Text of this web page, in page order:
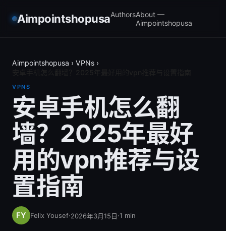
AimpointshopusaAuthorsAbout —
Aimpointshopusa
Aimpointshopusa › VPNs ›
VPNS
安卓手机怎么翻
墙？2025年最好
用的vpn推荐与设
置指南
Felix Yousef·2026年3月15日·1 min